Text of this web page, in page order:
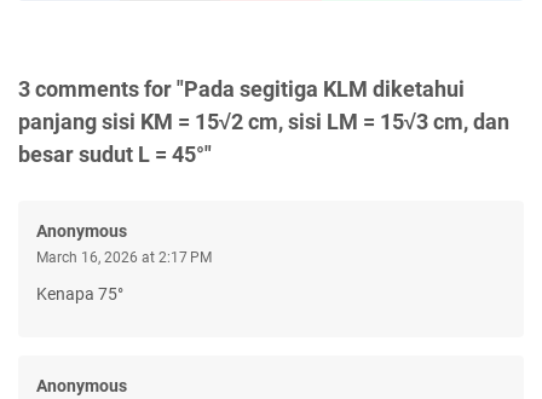
3 comments for "Pada segitiga KLM diketahui
panjang sisi KM = 15√2 cm, sisi LM = 15√3 cm, dan
besar sudut L = 45°"
Anonymous
March 16, 2026 at 2:17 PM
Kenapa 75°
Anonymous